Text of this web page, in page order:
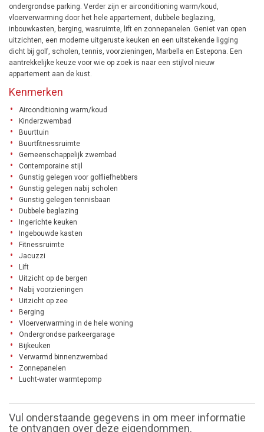
ondergrondse parking. Verder zijn er airconditioning warm/koud,
vloerverwarming door het hele appartement, dubbele beglazing,
inbouwkasten, berging, wasruimte, lift en zonnepanelen. Geniet van open
uitzichten, een moderne uitgeruste keuken en een uitstekende ligging
dicht bij golf, scholen, tennis, voorzieningen, Marbella en Estepona. Een
aantrekkelijke keuze voor wie op zoek is naar een stijlvol nieuw
appartement aan de kust.
Kenmerken
Airconditioning warm/koud
Kinderzwembad
Buurttuin
Buurtfitnessruimte
Gemeenschappelijk zwembad
Contemporaine stijl
Gunstig gelegen voor golfliefhebbers
Gunstig gelegen nabij scholen
Gunstig gelegen tennisbaan
Dubbele beglazing
Ingerichte keuken
Ingebouwde kasten
Fitnessruimte
Jacuzzi
Lift
Uitzicht op de bergen
Nabij voorzieningen
Uitzicht op zee
Berging
Vloerverwarming in de hele woning
Ondergrondse parkeergarage
Bijkeuken
Verwarmd binnenzwembad
Zonnepanelen
Lucht-water warmtepomp
Vul onderstaande gegevens in om meer informatie
te ontvangen over deze eigendommen.